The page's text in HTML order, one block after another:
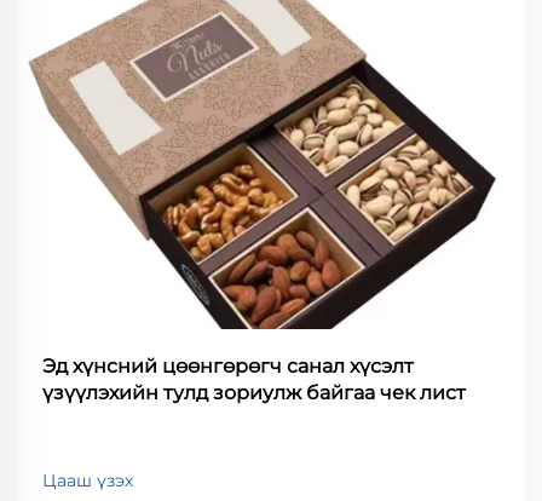
Эд хүнсний цөөнгөрөгч санал хүсэлт
үзүүлэхийн тулд зориулж байгаа чек лист
Цааш үзэх